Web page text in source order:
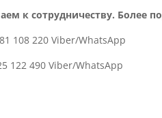
к сотрудничеству. Более
108 220Viber/WhatsApp
122 490 Viber/WhatsApp